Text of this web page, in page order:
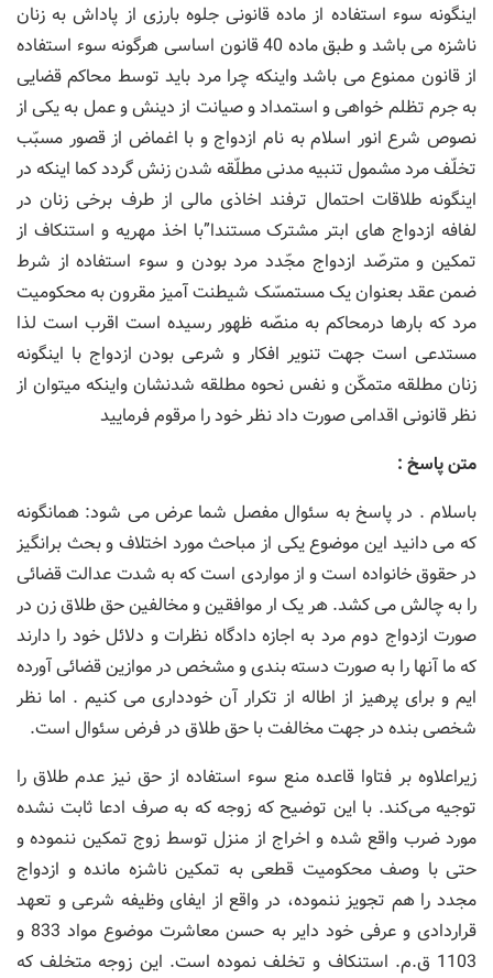
اینگونه سوء استفاده از ماده قانونی جلوه بارزی از پاداش به زنان
ناشزه می باشد و طبق ماده 40 قانون اساسی هرگونه سوء استفاده
از قانون ممنوع می باشد واینکه چرا مرد باید توسط محاکم قضایی
به جرم تظلم خواهی و استمداد و صیانت از دینش و عمل به یکی از
نصوص شرع انور اسلام به نام ازدواج و با اغماض از قصور مسبّب
تخلّف مرد مشمول تنبیه مدنی مطلّقه شدن زنش گردد کما اینکه در
اینگونه طلاقات احتمال ترفند اخاذی مالی از طرف برخی زنان در
لفافه ازدواج های ابتر مشترک مستندا”با اخذ مهریه و استنکاف از
تمکین و مترصّد ازدواج مجّدد مرد بودن و سوء استفاده از شرط
ضمن عقد بعنوان یک مستمسّک شیطنت آمیز مقرون به محکومیت
مرد که بارها درمحاکم به منصّه ظهور رسیده است اقرب است لذا
مستدعی است جهت تنویر افکار و شرعی بودن ازدواج با اینگونه
زنان مطلقه متمکّن و نفس نحوه مطلقه شدنشان واینکه میتوان از
نظر قانونی اقدامی صورت داد نظر خود را مرقوم فرمایید
متن پاسخ :
باسلام . در پاسخ به سئوال مفصل شما عرض می شود: همانگونه
که می دانید این موضوع یکی از مباحث مورد اختلاف و بحث برانگیز
در حقوق خانواده است و از مواردی است که به شدت عدالت قضائی
را به چالش می کشد. هر یک ار موافقین و مخالفین حق طلاق زن در
صورت ازدواج دوم مرد به اجازه دادگاه نظرات و دلائل خود را دارند
که ما آنها را به صورت دسته بندی و مشخص در موازین قضائی آورده
ایم و برای پرهیز از اطاله از تکرار آن خودداری می کنیم . اما نظر
شخصی بنده در جهت مخالفت با حق طلاق در فرض سئوال است.
زیراعلاوه بر فتاوا قاعده منع سوء استفاده از حق نیز عدم طلاق را
توجیه می‌کند. با این توضیح که زوجه که به صرف ادعا ثابت نشده
مورد ضرب واقع شده و اخراج از منزل توسط زوج تمکین ننموده و
حتی با وصف محکومیت قطعی به تمکین ناشزه مانده و ازدواج
مجدد را هم تجویز ننموده، در واقع از ایفای وظیفه شرعی و تعهد
قراردادی و عرفی خود دایر به حسن معاشرت موضوع مواد 833 و
1103 ق.م. استنکاف و تخلف نموده است. این زوجه متخلف که